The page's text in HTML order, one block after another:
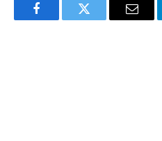
FacebookTwitter Email